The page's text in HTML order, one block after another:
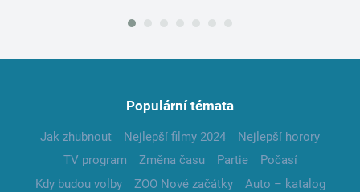
Populární témata
Jak zhubnout Nejlepší filmy 2024
Nejlepší horory
TV program
Změna času Partie
Počasí
Kdy budou volby
ZOO Nové začátky
Auto – katalog